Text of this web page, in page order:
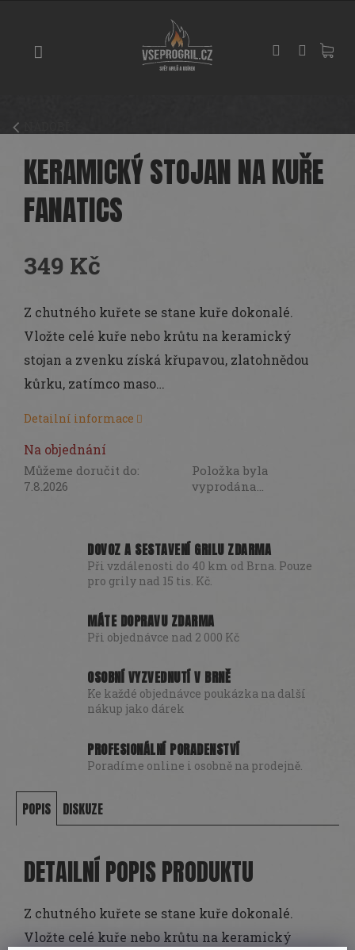
UDÍRNY
DŘEVO
PŘÍSLUŠENSTVÍ
KOŘENÍ
OMÁČKY
PEČENÍ
DÁRKY
POCHUTINY
KERAMICKÝ STOJAN NA KUŘE
FANATICS
349 Kč
cena:
Na objednání
Můžeme doručit do:
7.8.2026
Položka byla
vyprodána…
Z chutného kuřete se stane kuře dokonalé.
Vložte celé kuře nebo krůtu na keramický
stojan a zvenku získá křupavou, zlatohnědou
kůrku, zatímco maso…
Detailní informace
DOVOZ A SESTAVENÍ GRILU ZDARMA
Při vzdálenosti do 40 km od Brna. Pouze
pro grily nad 15 tis. Kč.
MÁTE DOPRAVU ZDARMA
Při objednávce nad 2 000 Kč
OSOBNÍ VYZVEDNUTÍ V BRNĚ
Ke každé objednávce poukázka na další
nákup jako dárek
PROFESIONÁLNÍ PORADENSTVÍ
Poradíme online i osobně na prodejně.
POPIS DISKUZE
DETAILNÍ POPIS PRODUKTU
Z chutného kuřete se stane kuře dokonalé.
Vložte celé kuře nebo krůtu na keramický